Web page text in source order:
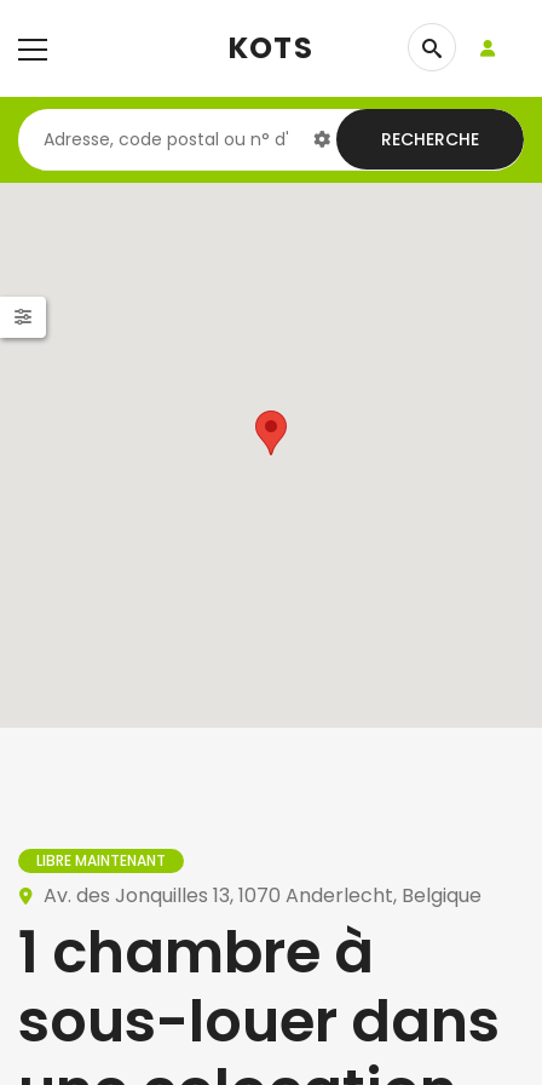
KOTS
RECHERCHE
LIBRE MAINTENANT
Av. des Jonquilles 13, 1070 Anderlecht, Belgique
1 chambre à
sous-louer dans